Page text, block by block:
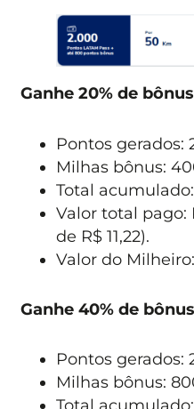
Ganhe 20% de bônus
Pontos gerados:
Milhas bônus:
Total
Valor total pago:
de R$ 11,22).
Valor do Milheiro:
Ganhe 40% de bônus
Pontos gerados:
Milhas bônus: